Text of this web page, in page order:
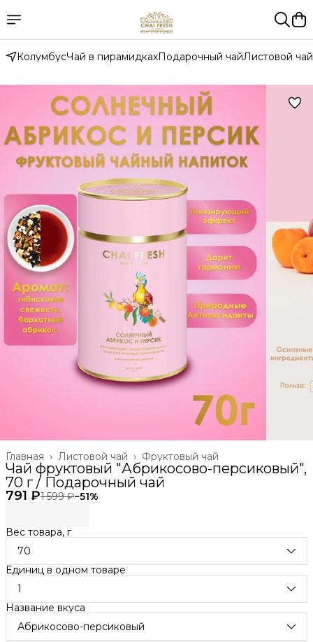
КолумбусЧай в пирамидкахПодарочный чайЛистовой чай
Фруктовый чай
Листовой чай ›
Главная ›
Чай фруктовый "Абрикосово-персиковый",
70 г / Подарочный чай
791 ₽1 599 ₽−51%
Вес товара, г
70
Единиц в одном товаре
1
Название вкуса
Абрикосово-персиковый